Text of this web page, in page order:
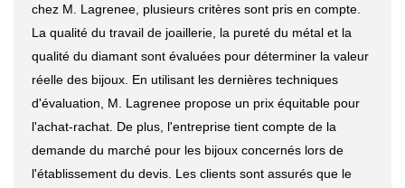
chez M. Lagrenee, plusieurs critères sont pris en compte.
La qualité du travail de joaillerie, la pureté du métal et la
qualité du diamant sont évaluées pour déterminer la valeur
réelle des bijoux. En utilisant les dernières techniques
d'évaluation, M. Lagrenee propose un prix équitable pour
l'achat-rachat. De plus, l'entreprise tient compte de la
demande du marché pour les bijoux concernés lors de
l'établissement du devis. Les clients sont assurés que le